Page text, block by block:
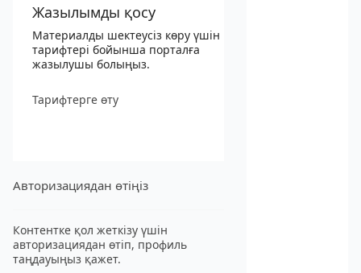
Жазылымды қосу
Материалды шектеусіз көру үшін
тарифтері бойынша порталға
жазылушы болыңыз.
Тарифтерге өту
Авторизациядан өтіңіз
Контентке қол жеткізу үшін
авторизациядан өтіп, профиль
таңдауыңыз қажет.